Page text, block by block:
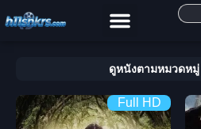
ดูหนังตามหมวดห
Full HD